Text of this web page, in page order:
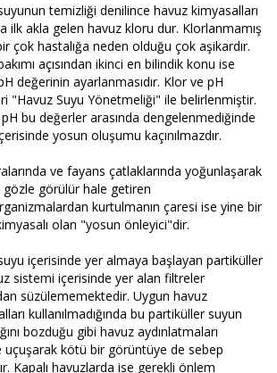
temizliği denilince havuz kimyasalları
ilk akla gelen havuz kloru dur. Klorlanmamış
çok hastalığa neden olduğu çok aşikardır.
açısından ikinci en bilindik konu ise
değerinin ayarlanmasıdır. Klor ve pH
"Havuz Suyu Yönetmeliği" ile belirlenmiştir.
bu değerler arasında dengelenmediğinde
yosun oluşumu kaçınılmazdır.
ve fayans çatlaklarında yoğunlaşarak
görülür hale getiren
kurtulmanın çaresi ise yine bir
olan "yosun önleyici"dir.
içerisinde yer almaya başlayan partiküller
sistemi içerisinde yer alan filtreler
süzülememektedir. Uygun havuz
kullanılmadığında bu partiküller suyun
bozduğu gibi havuz aydınlatmaları
uçuşarak kötü bir görüntüye de sebep
Kapalı havuzlarda ise gerekli önlem